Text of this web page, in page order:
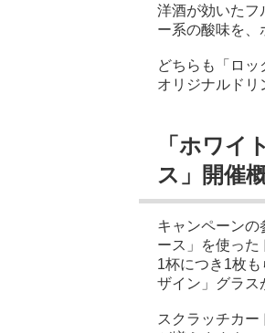
洋酒が効いたフ
ー系の酸味を、
どちらも「ロッ
オリジナルドリ
「ホワイ
ス」開催
キャンペーンの
ース」を使った
1杯につき1枚
ザイン」グラス
スクラッチカ